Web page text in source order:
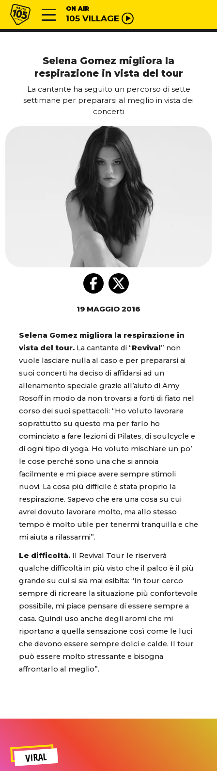
Vai al contenuto
Radio 105 ON AIR
105 VILLAGE
Selena Gomez migliora la
respirazione in vista del tour
La cantante ha seguito un percorso di sette
settimane per prepararsi al meglio in vista dei
concerti
19 MAGGIO 2016
Selena Gomez migliora la respirazione in
vista del tour. La cantante di “Revival ” non
vuole lasciare nulla al caso e per prepararsi ai
suoi concerti ha deciso di affidarsi ad un
allenamento speciale grazie all’aiuto di Amy
Rosoff in modo da non trovarsi a forti di fiato nel
corso dei suoi spettacoli: “Ho voluto lavorare
soprattutto su questo ma per farlo ho
cominciato a fare lezioni di Pilates, di soulcycle e
di ogni tipo di yoga. Ho voluto mischiare un po’
le cose perché sono una che si annoia
facilmente e mi piace avere sempre stimoli
nuovi. La cosa più difficile è stata proprio la
respirazione. Sapevo che era una cosa su cui
avrei dovuto lavorare molto, ma allo stesso
tempo è molto utile per tenermi tranquilla e che
mi aiuta a rilassarmi”.
Le difficoltà. Il Revival Tour le riserverà
qualche difficoltà in più visto che il palco è il più
grande su cui si sia mai esibita: “In tour cerco
sempre di ricreare la situazione più confortevole
possibile, mi piace pensare di essere sempre a
casa. Quindi uso anche degli aromi che mi
riportano a quella sensazione così come le luci
che devono essere sempre dolci e calde. Il tour
può essere molto stressante e bisogna
affrontarlo al meglio”.
VIRAL